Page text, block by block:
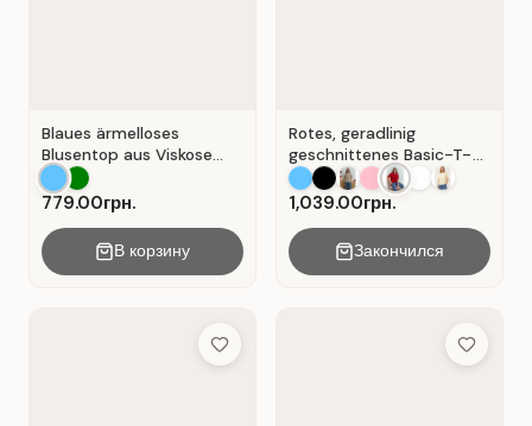
Blaues ärmelloses
Blusentop aus Viskose
mit V-Ausschnitt . Blau .
779.00грн.
В корзину
Rotes, geradlinig
geschnittenes Basic-T-
Shirt aus Baumwolle . Rot
.1,039.00грн.
Закончился
Add to Wish List Add to